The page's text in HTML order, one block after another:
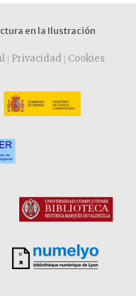
en la Ilustración
| Privacidad | Cookies